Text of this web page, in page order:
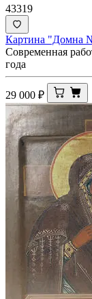
43319
Картина "Домна
Современная
года
29 000 ₽